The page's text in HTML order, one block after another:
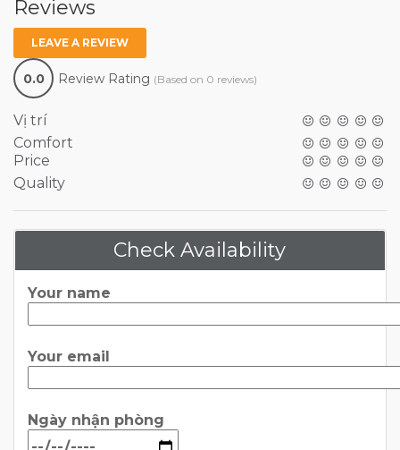
Reviews
LEAVE A REVIEW
0.0 Review Rating (Based on 0 reviews)
Vị trí
Comfort
Price
Quality
Check Availability
Your name
Your email
Ngày nhận phòng